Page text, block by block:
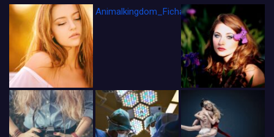
Animalkingdom_FichaCine